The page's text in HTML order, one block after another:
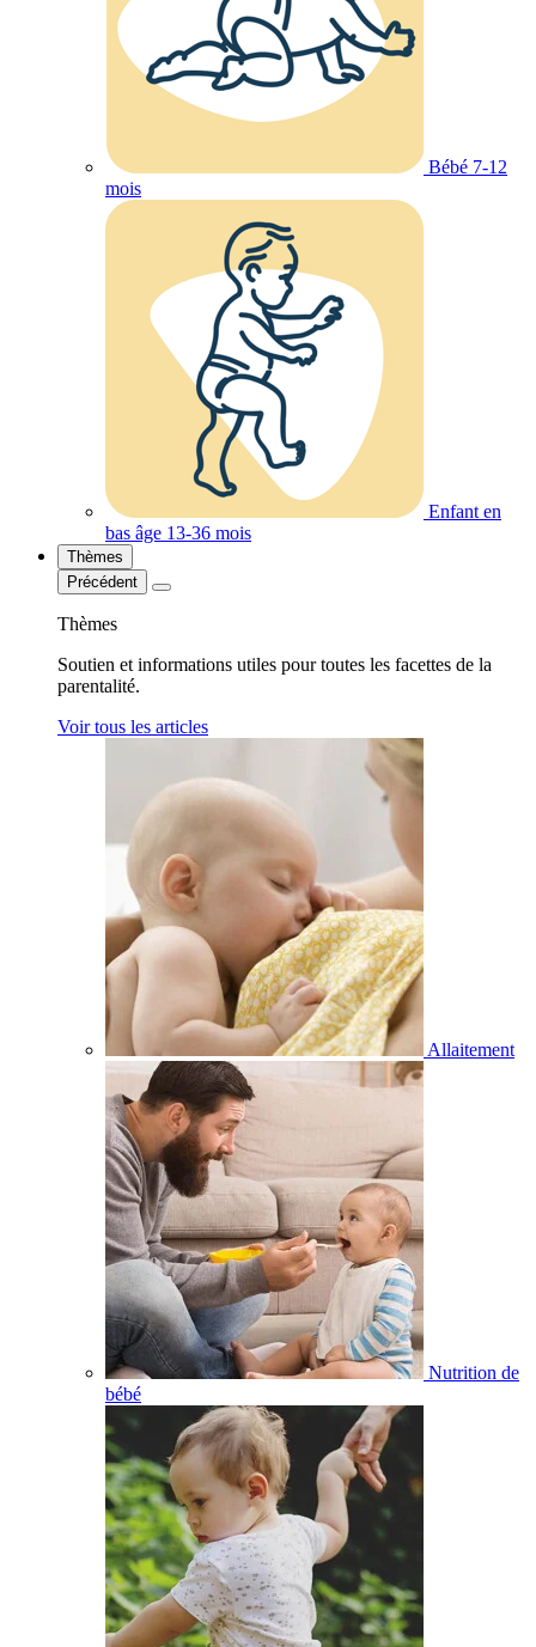
Bébé 7-12
mois
Enfant en
bas âge 13-36 mois
Thèmes
Précédent
Thèmes
Soutien et informations utiles pour toutes les facettes de la
parentalité.
Voir tous les articles
Allaitement
Nutrition de
bébé